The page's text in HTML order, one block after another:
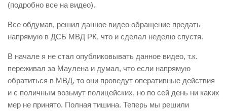
(подробно все на видео).
Все обдумав, решил данное видео обращение предать
напрямую в ДСБ МВД РК, что и сделал неделю спустя.
В начале я не стал опубликовывать данное видео, т.к.
переживал за Маулена и думал, что если напрямую
обратиться в МВД, то они проведут оперативные действия
и с поличным возьмут полицейских, но по сей день ни каких
мер не принято. Полная тишина. Теперь мы решили